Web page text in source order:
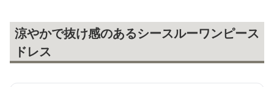
涼やかで抜け感のあるシースルーワンピース
ドレス